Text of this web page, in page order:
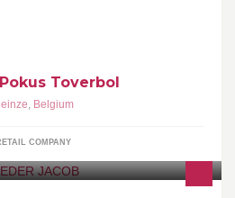
Toverbol
, Belgium
COMPANY